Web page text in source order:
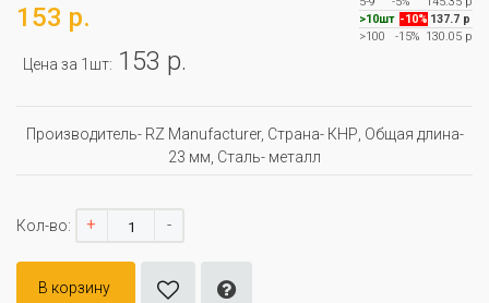
153 р.
Цена за 1шт: 153 р.
>10шт -10% 137.7 р
>100
-15% 130.05 р
Производитель- RZ Manufacturer, Страна- КНР, Oбщая длина-
23 мм, Сталь- металл
Кол-во: + -
В корзину